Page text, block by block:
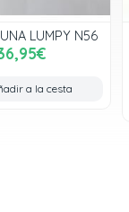
OSITO NUBE
23,90€
modelos